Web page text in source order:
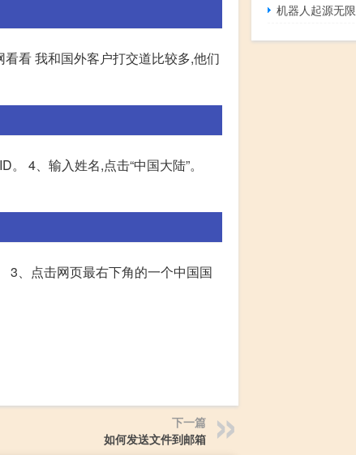
看 我和国外客户打交道比较多,他们
4、输入姓名,点击“中国大陆”。
3、点击网页最右下角的一个中国国
下一篇
如何发送文件到邮箱
机器人起源无限